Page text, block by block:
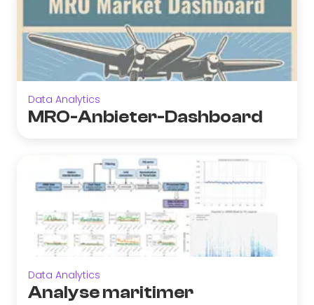
Data Analytics
MRO-Anbieter-Dashboard
Data Analytics
Analyse maritimer